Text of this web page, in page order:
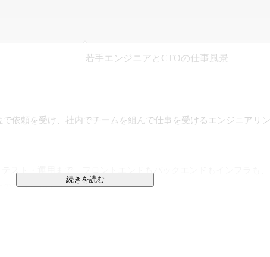
若手エンジニアとCTOの仕事風景
依頼を受け、社内でチームを組んで仕事を受けるエンジニアリン
のスタイルです。
続きを読む